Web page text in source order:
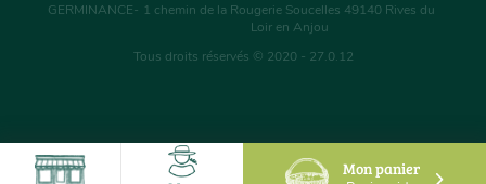
Mon panier
GERMINANCE- 1 chemin de la Rougerie Soucelles 49140 Rives du
Loir en Anjou
Tous droits réservés © 2020 - 27.0.12